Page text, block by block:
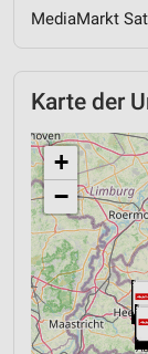
MediaMarkt
Karte der
+
−